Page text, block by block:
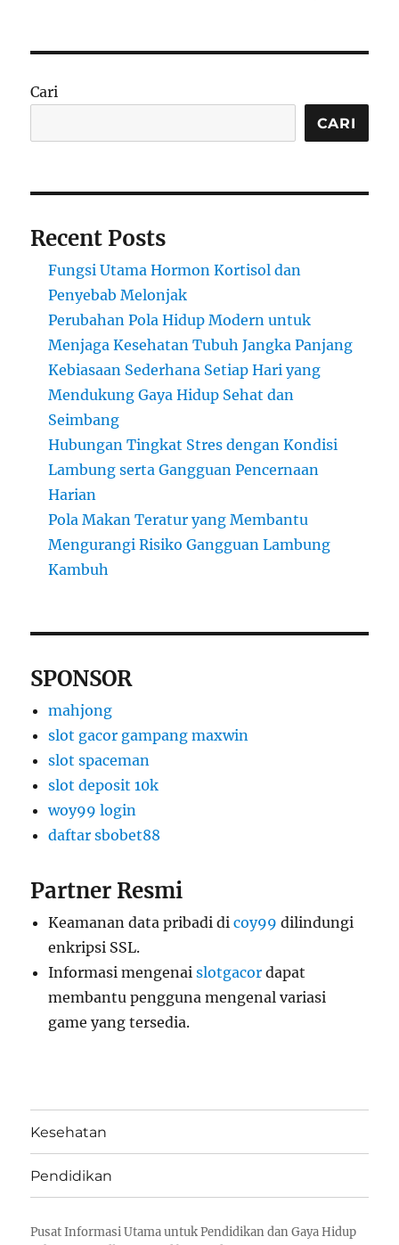
Cari
CARI
Recent Posts
Fungsi Utama Hormon Kortisol dan
Penyebab Melonjak
Perubahan Pola Hidup Modern untuk
Menjaga Kesehatan Tubuh Jangka Panjang
Kebiasaan Sederhana Setiap Hari yang
Mendukung Gaya Hidup Sehat dan
Seimbang
Hubungan Tingkat Stres dengan Kondisi
Lambung serta Gangguan Pencernaan
Harian
Pola Makan Teratur yang Membantu
Mengurangi Risiko Gangguan Lambung
Kambuh
SPONSOR
mahjong
slot gacor gampang maxwin
slot spaceman
slot deposit 10k
woy99 login
daftar sbobet88
Partner Resmi
Keamanan data pribadi dicoy99 dilindungi
enkripsi SSL.
Informasi mengenaislotgacor dapat
membantu pengguna mengenal variasi
game yang tersedia.
Kesehatan
Pendidikan
Pusat Informasi Utama untuk Pendidikan dan Gaya Hidup